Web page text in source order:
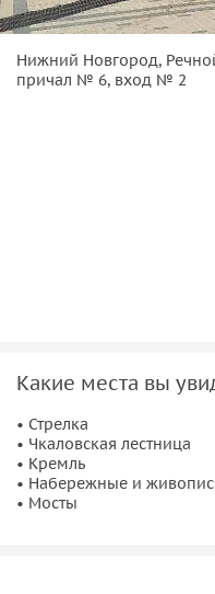
Нижний Новгород,
причал № 6, вход № 2
Какие места вы
• Стрелка
• Чкаловская лестница
• Кремль
• Набережные и
• Мосты